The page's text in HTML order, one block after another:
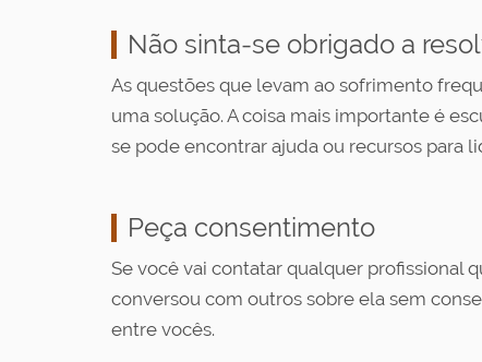
Não sinta-se obrigado a
As questões que levam ao sofrimento
uma solução. A coisa mais importante é
se pode encontrar ajuda ou recursos para
Peça consentimento
Se você vai contatar qualquer profissional
conversou com outros sobre ela sem
entre vocês.